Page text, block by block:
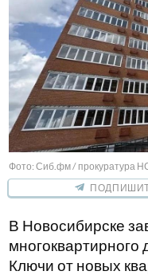
Фото: Сиб.фм / прокуратура
В Новосибирске
многоквартирного
Ключи от новых